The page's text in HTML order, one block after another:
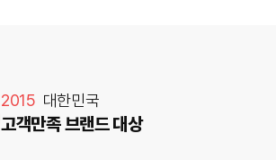
2015 대한민국
고객만족 브랜드 대상